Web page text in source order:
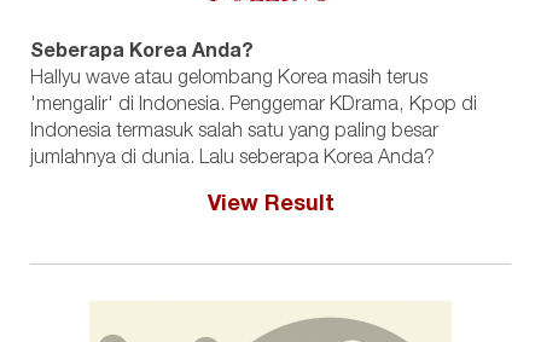
Seberapa Korea Anda?
Hallyu wave atau gelombang Korea masih terus
'mengalir' di Indonesia. Penggemar KDrama, Kpop di
Indonesia termasuk salah satu yang paling besar
jumlahnya di dunia. Lalu seberapa Korea Anda?
View Result